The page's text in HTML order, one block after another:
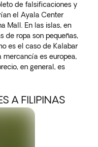
de falsificaciones y
el Ayala Center
Mall. En las islas, en
de ropa son pequeñas,
es el caso de Kalabar
mercancía es europea,
en general, es
A FILIPINAS